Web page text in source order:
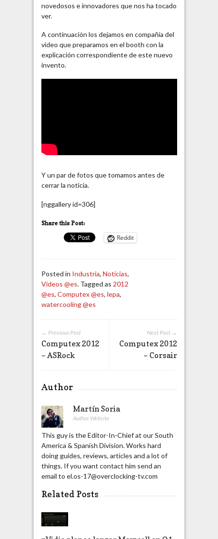
novedosos e innovadores que nos ha tocado
ver.
A continuación los dejamos en compañía del
video que preparamos en el booth con la
explicación correspondiente de este nuevo
invento.
Y un par de fotos que tomamos antes de
cerrar la noticia.
[nggallery id=306]
Share this Post:
Reddit
Posted in Industria, Noticias,
Videos @es. Tagged as 2012
@es, Computex @es, lepa,
watercooling @es
Next Post →
Computex 2012
– Corsair
← Previous Post
Computex 2012
– ASRock
Author
Martín Soria
Author Website
This guy is the Editor-In-Chief at our South
America & Spanish Division. Works hard
doing guides, reviews, articles and a lot of
things. If you want contact him send an
email to el.os-17@overclocking-tv.com
Related Posts